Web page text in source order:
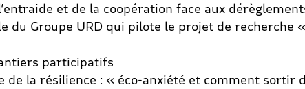
et de la coopération face aux
du Groupe URD qui pilote le projet de recherche
participatifs
de la résilience : « éco-anxiété et comment sortir